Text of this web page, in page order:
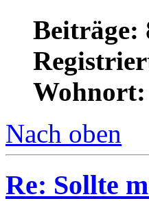
Beiträge:
Wohnort:
Nach oben
Re: Sollte